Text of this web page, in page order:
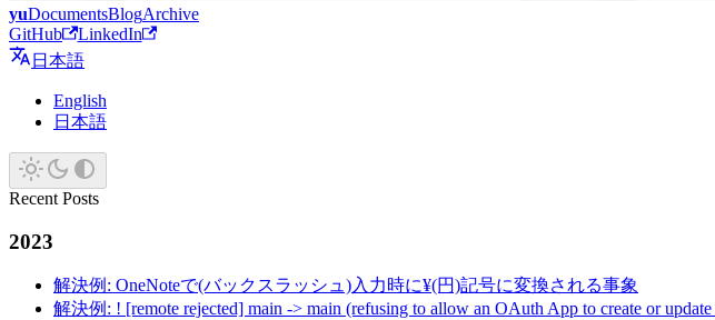
yuDocumentsBlogArchive
GitHub
LinkedIn
日本語
English
日本語
Recent Posts
2023
解決例: OneNoteで(バックスラッシュ)入力時に¥(円)記号に変換される事象
解決例: ! [remote rejected] main -> main (refusing to allow an OAuth App to create or